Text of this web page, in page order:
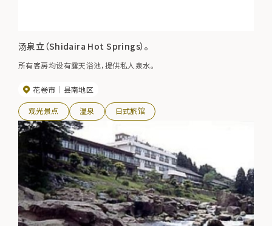
汤泉立（Shidaira Hot Springs）。
所有客房均设有露天浴池，提供私人泉水。
花卷市 县南地区
观光景点 温泉 日式旅馆